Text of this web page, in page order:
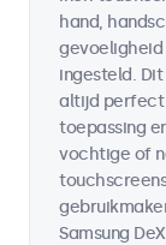
hand,
gevoeligheid
ingesteld.
altijd perfect
toepassing
vochtige of
Samsung